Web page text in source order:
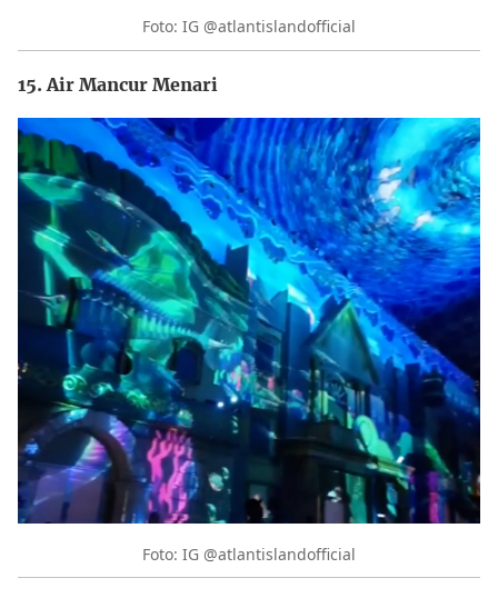
Foto: IG @atlantislandofficial
15. Air Mancur Menari
Foto: IG @atlantislandofficial